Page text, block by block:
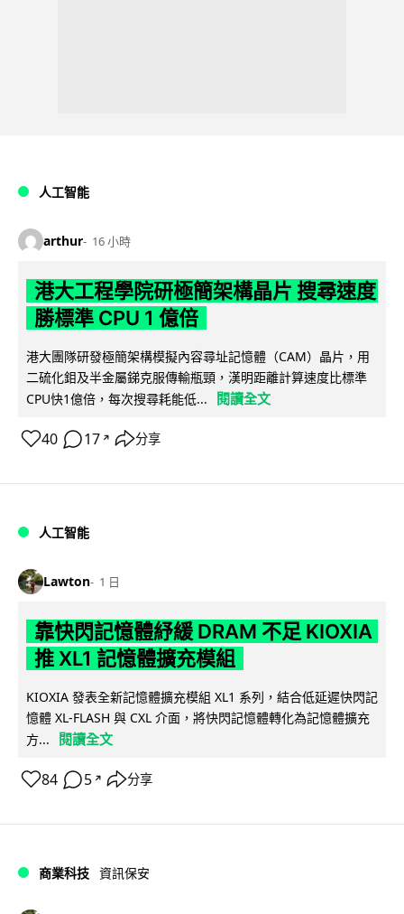
人工智能
arthur 16 小時
港大工程學院研極簡架構晶片 搜尋速度
勝標準 CPU 1 億倍
港大團隊研發極簡架構模擬內容尋址記憶體（CAM）晶片，用
二硫化鉬及半金屬銻克服傳輸瓶頸，漢明距離計算速度比標準
CPU快1億倍，每次搜尋耗能低...
閱讀全文
40 17 ↗ 分享
人工智能
Lawton 1 日
靠快閃記憶體紓緩 DRAM 不足 KIOXIA
推 XL1 記憶體擴充模組
KIOXIA 發表全新記憶體擴充模組 XL1 系列，結合低延遲快閃記
憶體 XL-FLASH 與 CXL 介面，將快閃記憶體轉化為記憶體擴充
方...
閱讀全文
84 5 ↗ 分享
商業科技 資訊保安